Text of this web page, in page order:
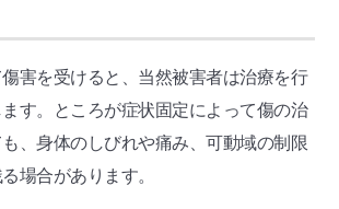
害を受けると、当然被害者は治療を行
す。ところが症状固定によって傷の治
、身体のしびれや痛み、可動域の制限
場合があります。